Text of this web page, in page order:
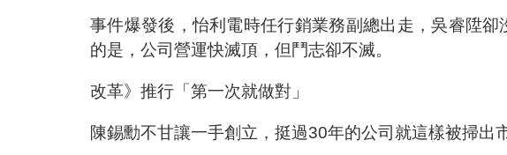
事件爆發後，怡利電時任行銷業務副總出走，吳睿陞
的是，公司營運快滅頂，但鬥志卻不滅。
改革》推行「第一次就做對」
陳錫勳不甘讓一手創立，挺過30年的公司就這樣被掃出